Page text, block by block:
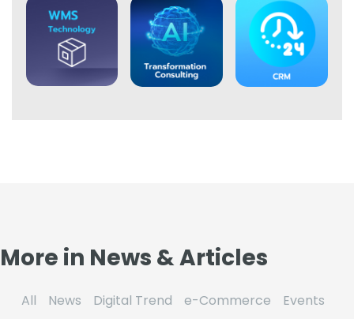
More in News & Articles
All News Digital Trend e-Commerce Events